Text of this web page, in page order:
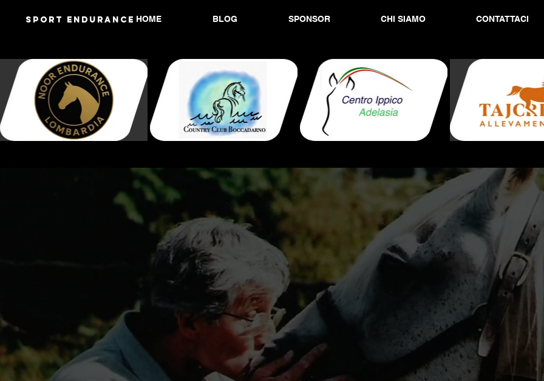
Sport endurANCE HOME BLOG SPONSOR CHI SIAMO CONTATTACI